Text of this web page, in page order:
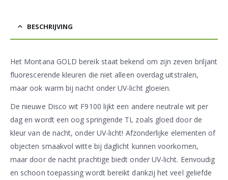
BESCHRIJVING
Het Montana GOLD bereik staat bekend om zijn zeven briljant
fluorescerende kleuren die niet alleen overdag uitstralen,
maar ook warm bij nacht onder UV-licht gloeien.
De nieuwe Disco wit F9100 lijkt een andere neutrale wit per
dag en wordt een oog springende TL zoals gloed door de
kleur van de nacht, onder UV-licht! Afzonderlijke elementen of
objecten smaakvol witte bij daglicht kunnen voorkomen,
maar door de nacht prachtige biedt onder UV-licht. Eenvoudig
en schoon toepassing wordt bereikt dankzij het veel geliefde